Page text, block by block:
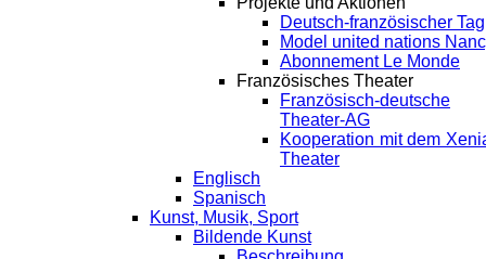
Deutsch-französischer Tag
Model united nations
Abonnement Le Monde
Französisches Theater
Französisch-deutsche
Theater-AG
Kooperation mit dem
Theater
Englisch
Spanisch
Kunst, Musik, Sport
Bildende Kunst